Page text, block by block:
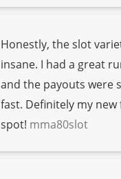
Honestly, the slot
insane. I had a great
and the payouts were
fast. Definitely my new
spot! mma80slot